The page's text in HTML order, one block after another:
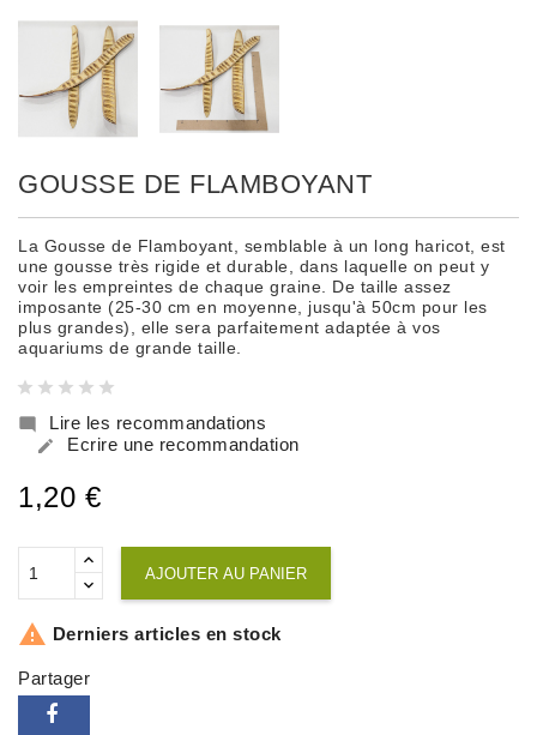
GOUSSE DE FLAMBOYANT
La Gousse de Flamboyant, semblable à un long haricot, est
une gousse très rigide et durable, dans laquelle on peut y
voir les empreintes de chaque graine. De taille assez
imposante (25-30 cm en moyenne, jusqu'à 50cm pour les
plus grandes), elle sera parfaitement adaptée à vos
aquariums de grande taille.
 Lire les recommandations
 Ecrire une recommandation
1,20 €
AJOUTER AU PANIER
 Derniers articles en stock
Partager